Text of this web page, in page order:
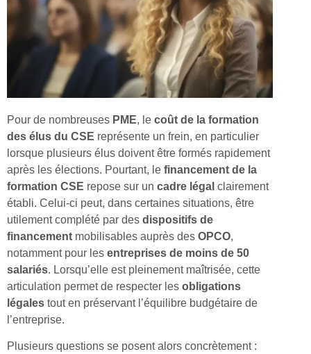
Pour de nombreuses PME, le coût de la formation
des élus du CSE représente un frein, en particulier
lorsque plusieurs élus doivent être formés rapidement
après les élections. Pourtant, le financement de la
formation CSE repose sur un cadre légal clairement
établi. Celui-ci peut, dans certaines situations, être
utilement complété par des dispositifs de
financement mobilisables auprès des OPCO,
notamment pour les entreprises de moins de 50
salariés. Lorsqu’elle est pleinement maîtrisée, cette
articulation permet de respecter les obligations
légales tout en préservant l’équilibre budgétaire de
l’entreprise.
Plusieurs questions se posent alors concrètement :